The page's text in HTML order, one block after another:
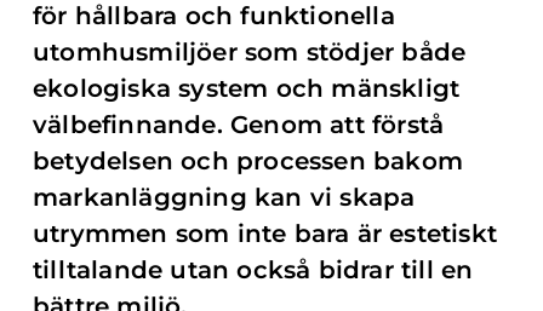
för hållbara och funktionella
utomhusmiljöer som stödjer både
ekologiska system och mänskligt
välbefinnande. Genom att förstå
betydelsen och processen bakom
markanläggning kan vi skapa
utrymmen som inte bara är estetiskt
tilltalande utan också bidrar till en